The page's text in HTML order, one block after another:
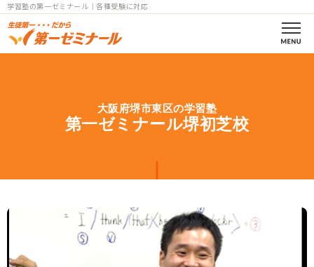
学習塾の第一ゼミナール｜各種受験に対応
コース案内
高校部一覧
個別指導
小中高
大阪府堺市東区の学習塾
第一ゼミナール堺初芝校